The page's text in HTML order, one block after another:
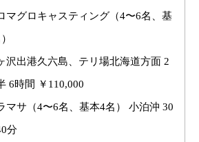
マグロキャスティング（4〜6名、基
沢出港久六島、テリ場北海道方面 2
6時間 ￥110,000
マサ（4〜6名、基本4名） 小泊沖 30
分